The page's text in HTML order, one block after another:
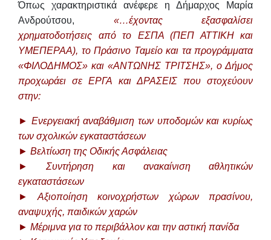
Όπως χαρακτηριστικά ανέφερε η Δήμαρχος Μαρία
Ανδρούτσου, «…έχοντας εξασφαλίσει
χρηματοδοτήσεις από το ΕΣΠΑ (ΠΕΠ ΑΤΤΙΚΗ και
ΥΜΕΠΕΡΑΑ), το Πράσινο Ταμείο και τα προγράμματα
«ΦΙΛΟΔΗΜΟΣ» και «ΑΝΤΩΝΗΣ ΤΡΙΤΣΗΣ», ο Δήμος
προχωράει σε ΕΡΓΑ και ΔΡΑΣΕΙΣ που στοχεύουν
στην:
► Ενεργειακή αναβάθμιση των υποδομών και κυρίως
των σχολικών εγκαταστάσεων
► Βελτίωση της Οδικής Ασφάλειας
► Συντήρηση και ανακαίνιση αθλητικών
εγκαταστάσεων
► Αξιοποίηση κοινοχρήστων χώρων πρασίνου,
αναψυχής, παιδικών χαρών
► Μέριμνα για το περιβάλλον και την αστική πανίδα